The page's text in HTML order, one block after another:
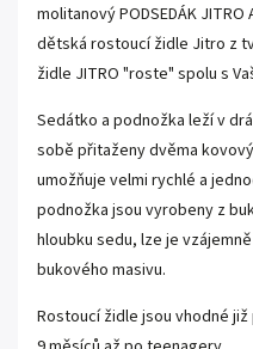
molitanový PODSEDÁK JITRO
dětská rostoucí židle Jitro z
židle JITRO "roste" spolu s
Sedátko a podnožka leží v
sobě přitaženy dvěma
umožňuje velmi rychlé a
podnožka jsou vyrobeny z
hloubku sedu, lze je
bukového masivu.
Rostoucí židle jsou vhodné